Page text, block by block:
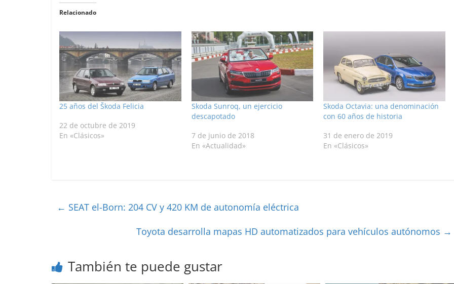
Relacionado
25 años del Škoda Felicia
22 de octubre de 2019
En «Clásicos»
Skoda Sunroq, un ejercicio
descapotado
7 de junio de 2018
En «Actualidad»
Skoda Octavia: una denominación
con 60 años de historia
31 de enero de 2019
En «Clásicos»
← SEAT el-Born: 204 CV y 420 KM de autonomía eléctrica
Toyota desarrolla mapas HD automatizados para vehículos autónomos →
También te puede gustar